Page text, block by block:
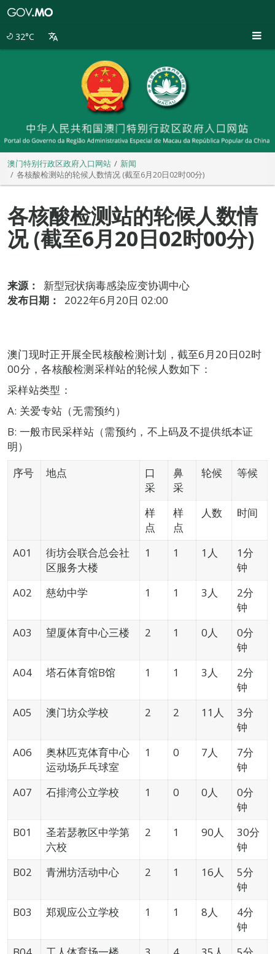
32°C
澳门特别行政区政府入口网站
新闻
各核酸检测站的轮候人数情况 (截至6月20日02时00分)
各核酸检测站的轮候人数情
况 (截至6月20日02时00分)
来源：
新型冠状病毒感染应变协调中心
发布日期：
2022年6月20日 02:00
澳门现时正开展全民核酸检测计划，截至6月20日02时
00分，各核酸检测采样站的轮候人数如下：
采样站类型：
A: 关爱专站（无需预约）
B: 一般市民采样站（需预约，不上码及不提供纸本证
明）
序号
地点
口
采
鼻
采
轮候 等候
样
点
样
点
人数 时间
A01
街坊会联合总会社
区服务大楼
1 1 1人
1分
钟
A02
慈幼中学 1 1 3人
2分
钟
A03
望厦体育中心三楼 2 1 0人
0分
钟
A04
塔石体育馆B馆 1 1 3人
2分
钟
A05
澳门坊众学校 2 2 11人
3分
钟
A06
奥林匹克体育中心
运动场乒乓球室
1 0 7人
7分
钟
A07
石排湾公立学校 1 0 0人
0分
钟
B01
圣若瑟教区中学第
六校
2 1 90人
30分
钟
B02
青洲坊活动中心 2 1 16人
5分
钟
B03
郑观应公立学校 1 1 8人
4分
钟